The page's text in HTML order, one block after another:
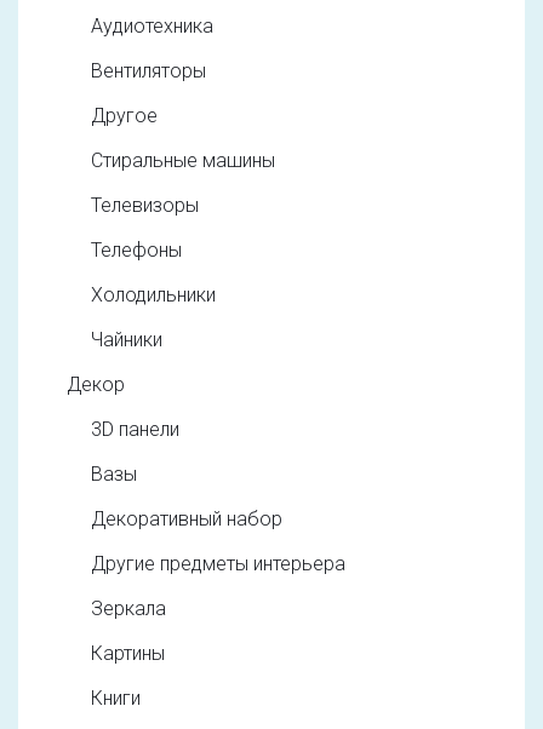
Аудиотехника
Вентиляторы
Другое
Стиральные машины
Телевизоры
Телефоны
Холодильники
Чайники
Декор
3D панели
Вазы
Декоративный набор
Другие предметы интерьера
Зеркала
Картины
Книги